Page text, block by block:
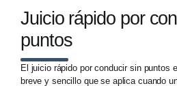
Juicio rápido por
puntos
El juicio rápido por conducir sin puntos
breve y sencillo que se aplica cuando